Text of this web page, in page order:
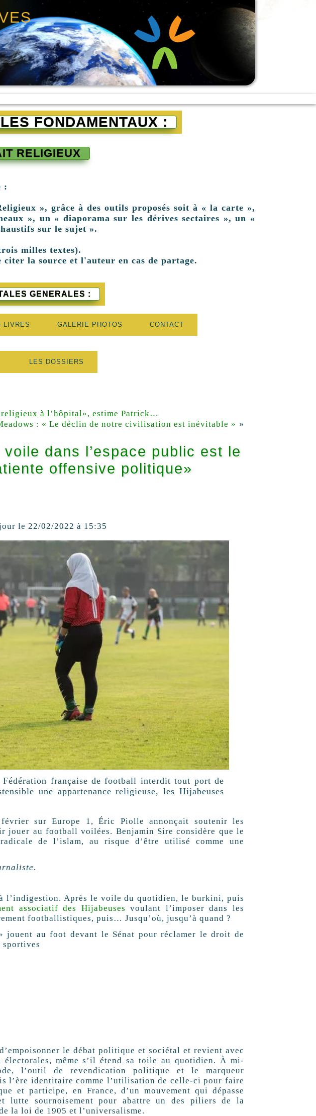
FONDAMENTAUX :
RELIGIEUX
:
», grâce à des outils proposés soit à « la carte »,
», un « diaporama sur les dérives sectaires », un «
sur le sujet ».
milles textes).
la source et l'auteur en cas de partage.
GENERALES :
LIVRES GALERIE PHOTOS CONTACT
LES DOSSIERS
à l’hôpital», estime Patrick…
: « Le déclin de notre civilisation est inévitable » »
dans l’espace public est le
offensive politique»
le 22/02/2022 à 15:35
française de football interdit tout port de
une appartenance religieuse, les Hijabeuses
sur Europe 1, Éric Piolle annonçait soutenir les
jouer au football voilées. Benjamin Sire considère que le
de l’islam, au risque d’être utilisé comme une
Après le voile du quotidien, le burkini, puis
associatif des Hijabeusesvoulant l’imposer dans les
footballistiques, puis… Jusqu’où, jusqu’à quand ?
jouent au foot devant le Sénat pour réclamer le droit de
le débat politique et sociétal et revient avec
électorales, même s’il étend sa toile au quotidien. À mi-
l’outil de revendication politique et le marqueur
l’ère identitaire comme l’utilisation de celle-ci pour faire
et participe, en France, d’un mouvement qui dépasse
lutte sournoisement pour abattre un des piliers de la
la loi de 1905 et l’universalisme.